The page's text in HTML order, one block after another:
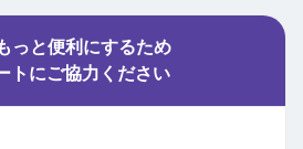
っと便利にするため
トにご協力ください